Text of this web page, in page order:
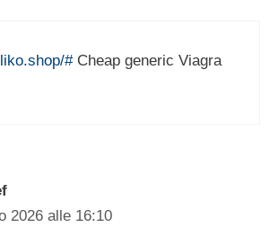
#Cheap generic Viagra
2026 alle 16:10